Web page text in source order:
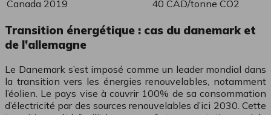
Canada 2019 40 CAD/tonne CO2
Transition énergétique : cas du danemark et
de l’allemagne
Le Danemark s’est imposé comme un leader mondial dans
la transition vers les énergies renouvelables, notamment
l’éolien. Le pays vise à couvrir 100% de sa consommation
d’électricité par des sources renouvelables d’ici 2030. Cette